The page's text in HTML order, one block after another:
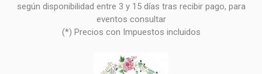
según disponibilidad entre 3 y 15 días tras recibir pago, para
eventos consultar
(*) Precios con Impuestos incluidos